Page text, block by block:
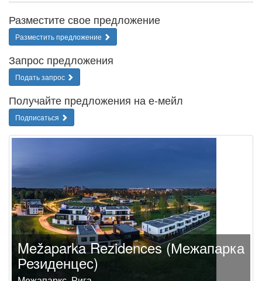
Разместите свое предложение
Разместить предложение
Запрос предложения
Подать запрос
Получайте предложения на е-мейл
Подписаться
Mežaparka Rezidences (Межапарка
Резиденцес)